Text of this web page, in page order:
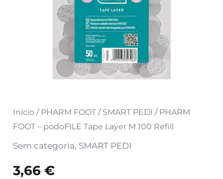
Início / PHARM FOOT / SMART PEDI / PHARM
FOOT – podoFILE Tape Layer M 100 Refill
Sem categoria, SMART PEDI
3,66€